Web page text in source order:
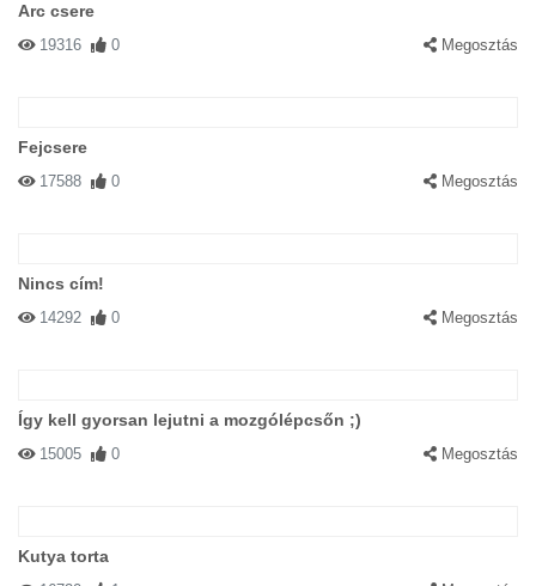
Arc csere
19316 0 Megosztás
Fejcsere
17588 0 Megosztás
Nincs cím!
14292 0 Megosztás
Így kell gyorsan lejutni a mozgólépcsőn ;)
15005 0 Megosztás
Kutya torta